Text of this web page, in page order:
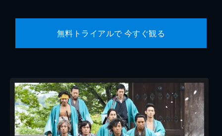
無料トライアルで 今すぐ観る